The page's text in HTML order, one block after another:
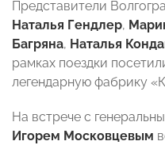
Представители
Наталья Гендлер,
Багряна, Наталья
рамках поездки
легендарную фабрику
На встрече с
Игорем Московцевым